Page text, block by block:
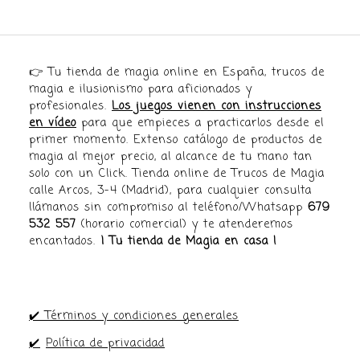
👉 Tu tienda de magia online en España, trucos de
magia e ilusionismo para aficionados y
profesionales. Los juegos vienen con instrucciones
en vídeo para que empieces a practicarlos desde el
primer momento. Extenso catálogo de productos de
magia al mejor precio, al alcance de tu mano tan
solo con un Click. Tienda online de Trucos de Magia
calle Arcos, 3-4 (Madrid), para cualquier consulta
llámanos sin compromiso al teléfono/Whatsapp 679
532 557 (horario comercial) y te atenderemos
encantados. ¡ Tu tienda de Magia en casa !
✔️ Términos y condiciones generales
✔️ Política de privacidad